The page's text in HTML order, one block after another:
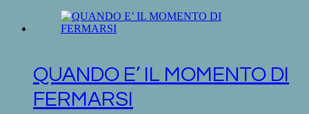
QUANDO E’ IL MOMENTO DI
FERMARSI